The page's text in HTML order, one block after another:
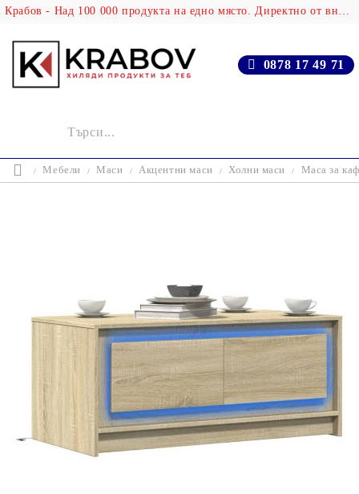
Крабов - Над 100 000 продукта на едно място. Директно от вносителя!
0878 17 49 71
Мебели Маси Акцентни маси Холни маси Маса за